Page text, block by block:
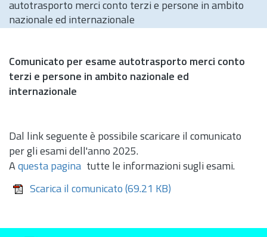
autotrasporto merci conto terzi e persone in ambito
nazionale ed internazionale
Comunicato per esame autotrasporto merci conto
terzi e persone in ambito nazionale ed
internazionale
Dal link seguente è possibile scaricare il comunicato
per gli esami dell'anno 2025.
A questa pagina tutte le informazioni sugli esami.
Scarica il comunicato (69.21 KB)